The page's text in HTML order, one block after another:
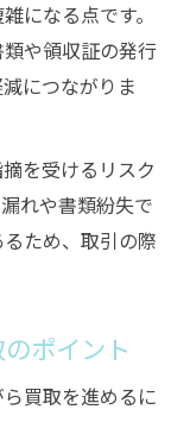
になる点です。
や領収証の発行
につながりま
を受けるリスク
れや書類紛失で
ため、取引の際
ポイント
買取を進めるに